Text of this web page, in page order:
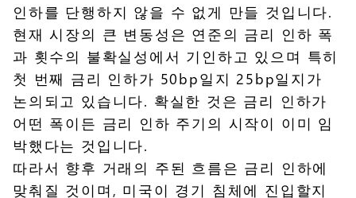
인하를 단행하지 않을 수 없게 만들 것입니다.
현재 시장의 큰 변동성은 연준의 금리 인하 폭
과 횟수의 불확실성에서 기인하고 있으며 특히
첫 번째 금리 인하가 50bp일지 25bp일지가
논의되고 있습니다. 확실한 것은 금리 인하가
어떤 폭이든 금리 인하 주기의 시작이 이미 임
박했다는 것입니다.
따라서 향후 거래의 주된 흐름은 금리 인하에
맞춰질 것이며, 미국이 경기 침체에 진입할지